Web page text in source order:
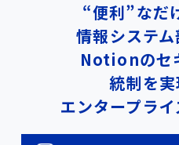
“便利”なだ
情報システ
Notionのセ
統制を実
エンタープラ